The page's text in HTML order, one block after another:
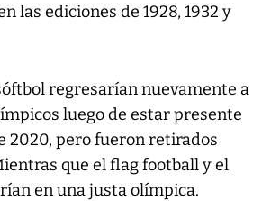
las ediciones de 1928, 1932 y
regresarían nuevamente a
luego de estar presente
2020, pero fueron retirados
que el flag football y el
en una justa olímpica.